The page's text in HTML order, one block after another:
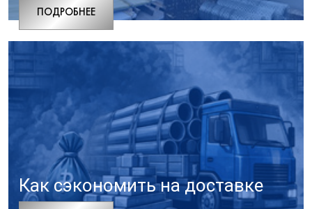
ПОДРОБНЕЕ
Как сэкономить на доставке